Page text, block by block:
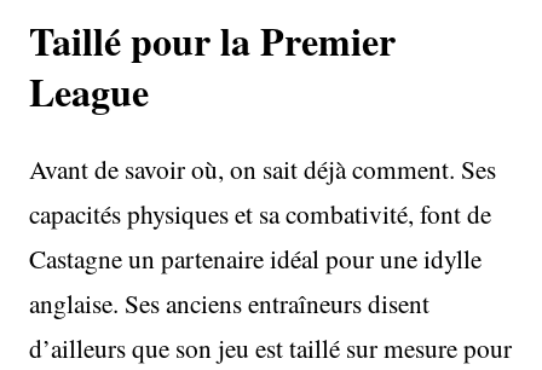
Taillé pour la Premier
League
Avant de savoir où, on sait déjà comment. Ses
capacités physiques et sa combativité, font de
Castagne un partenaire idéal pour une idylle
anglaise. Ses anciens entraîneurs disent
d’ailleurs que son jeu est taillé sur mesure pour